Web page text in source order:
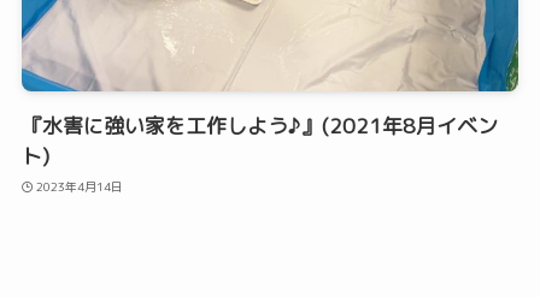
『水害に強い家を工作しよう♪』(2021年8月イベン
ト)
2023年4月14日